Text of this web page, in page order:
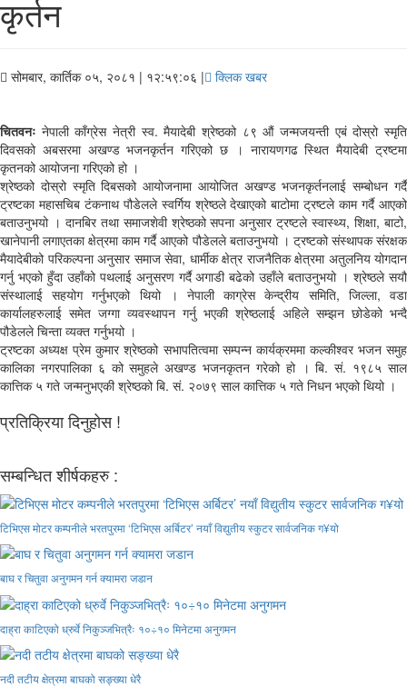
कृर्तन
सोमबार, कार्तिक ०५, २०८१ | १२:५९:०६ | क्लिक खबर
चितवनः नेपाली काँग्रेस नेत्री स्व. मैयादेबी श्रेष्ठको ८९ औं जन्मजयन्ती एबं दोस्रो स्मृति
दिवसको अबसरमा अखण्ड भजनकृर्तन गरिएको छ । नारायणगढ स्थित मैयादेबी ट्रष्टमा
कृतनको आयोजना गरिएको हो ।
श्रेष्ठको दोस्रो स्मृति दिबसको आयोजनामा आयोजित अखण्ड भजनकृर्तनलाई सम्बोधन गर्दै
ट्रष्टका महासचिब टंकनाथ पौडेलले स्वर्गिय श्रेष्ठले देखाएको बाटोमा ट्रष्टले काम गर्दै आएको
बताउनुभयो । दानबिर तथा समाजशेवी श्रेष्ठको सपना अनुसार ट्रष्टले स्वास्थ्य, शिक्षा, बाटो,
खानेपानी लगाएतका क्षेत्रमा काम गर्दै आएको पौडेलले बताउनुभयो । ट्रष्टको संस्थापक संरक्षक
मैयादेबीको परिकल्पना अनुसार समाज सेवा, धार्मीक क्षेत्र राजनैतिक क्षेत्रमा अतुलनिय योगदान
गर्नु भएको हुँदा उहाँको पथलाई अनुसरण गर्दै अगाडी बढेको उहाँले बताउनुभयो । श्रेष्ठले सयौ
संस्थालाई सहयोग गर्नुभएको थियो । नेपाली काग्रेस केन्द्रीय समिति, जिल्ला, वडा
कार्यालहरुलाई समेत जग्गा व्यवस्थापन गर्नु भएकी श्रेष्ठलाई अहिले सम्झन छोडेको भन्दै
पौडेलले चिन्ता व्यक्त गर्नुभयो ।
ट्रष्टका अध्यक्ष प्रेम कुमार श्रेष्ठको सभापतित्वमा सम्पन्न कार्यक्रममा कल्कीश्वर भजन समुह
कालिका नगरपालिका ६ को समुहले अखण्ड भजनकृतन गरेको हो । बि. सं. १९८५ साल
कात्तिक ५ गते जन्मनुभएकी श्रेष्ठको बि. सं. २०७९ साल कात्तिक ५ गते निधन भएको थियो ।
प्रतिक्रिया दिनुहोस !
सम्बन्धित शीर्षकहरु :
टिभिएस मोटर कम्पनीले भरतपुरमा ‘टिभिएस अर्बिटर’ नयाँ विद्युतीय स्कुटर सार्वजनिक ग¥यो
बाघ र चितुवा अनुगमन गर्न क्यामरा जडान
दाह्रा काटिएको ध्रुर्वे निकुञ्जभित्रैः १०÷१० मिनेटमा अनुगमन
नदी तटीय क्षेत्रमा बाघको सङ्ख्या धेरै